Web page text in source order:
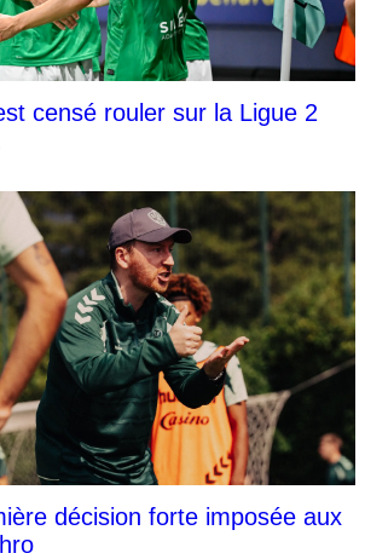
censé rouler sur la Ligue 2
décision forte imposée aux